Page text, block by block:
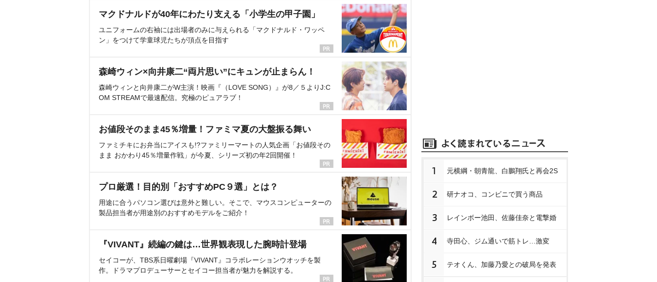
マクドナルドが40年にわたり支える「小学生の甲子園」
ユニフォームの右袖には出場者のみに与えられる「マクドナルド・ワッペ
ン」をつけて学童球児たちが頂点を目指す
森崎ウィン×向井康二“両片思い”にキュンが止まらん！
森崎ウィンと向井康二がW主演！映画『（LOVE SONG）』が8／５よりJ:C
OM STREAMで最速配信。究極のピュアラブ！
お値段そのまま45％増量！ファミマ夏の大盤振る舞い
ファミチキにお弁当にアイスも!?ファミリーマートの人気企画「お値段その
まま おかわり45％増量作戦」が今夏、シリーズ初の年2回開催！
プロ厳選！目的別「おすすめPC９選」とは？
用途に合うパソコン選びは意外と難しい。そこで、マウスコンピューターの
製品担当者が用途別のおすすめモデルをご紹介！
『VIVANT』続編の鍵は…世界観表現した腕時計登場
セイコーが、TBS系日曜劇場『VIVANT』コラボレーションウオッチを製
作。ドラマプロデューサーとセイコー担当者が魅力を解説する。
1 元横綱・朝青龍、白鵬翔氏と再会2S
2 研ナオコ、コンビニで買う商品
3 レインボー池田、佐藤佳奈と電撃婚
4 寺田心、ジム通いで筋トレ…激変
5 テオくん、加藤乃愛との破局を発表